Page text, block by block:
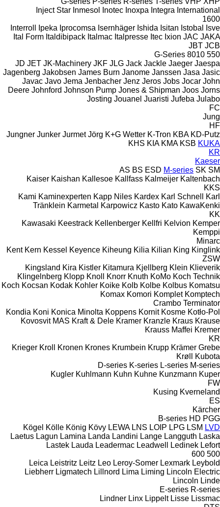
Inject Star Inmesol Inotec Inoxpa Integra International
1600
Interroll
Ipeka Iprocomsa Isernhäger Ishida Isitan Istobal
Isve
Ital Form Italdibipack Italmac Italpresse Itec Ixion JAC JAKA
JBT JCB
550
8010
G-Series
JD JET JK-Machinery JKF JLG Jack Jackle Jaeger Jaespa
Jagenberg Jakobsen James Burn Janome Janssen Jasa Jasic
Javac Javo Jema Jenbacher Jenz Jeros Jobs Jocar John
Deere Johnford Johnson Pump Jones & Shipman Joos Jorns
Josting Jouanel Juaristi Jufeba Julabo
FC
Jung
HF
Jungner Junker Jurmet Jörg K+G Wetter K-Tron KBA KD-Putz
KHS KIA KMA KSB KUKA
KR
Kaeser
AS BS ESD M-series SK SM
Kaiser Kaishan Kallesoe Kallfass Kalmeijer Kaltenbach
KKS
Kami Kaminexperten Kapp Niles Kardex Karl Schnell
Karl
Tränklein Karmetal Karpowicz Kasto Kato KawaKenki
KK
Kawasaki Keestrack Kellenberger Kellfri Kelvion Kemper
Kemppi
Minarc
Kent Kern Kessel Keyence Kiheung Kilia Kilian King Kinglink
ZSW
Kingsland Kira Kistler Kitamura Kjellberg Klein Klieverik
Klingelnberg Klopp Knoll Knorr Knuth KoMo Koch Technik
Koch Kocsan Kodak Kohler Koike Kolb Kolbe Kolbus Komatsu
Komax Komori Komplet Komptech
Crambo Terminator
Kondia Koni Konica Minolta Koppens Kornit Kosme Kotło-Pol
Kovosvit MAS Kraft & Dele Kramer Kranzle Kraus Krause
Krauss Maffei Kremer
KR
Krieger Kroll Kronen Krones Krumbein Krupp Krämer Grebe
Krøll
Kubota
D-series K-series L-series M-series
Kugler Kuhlmann Kuhn Kuhne Kunzmann Kuper
FW
Kusing Kverneland
ES
Kärcher
B-series HD PGG
Kögel Kölle König Kövy LEWA LNS LOIP LPG LSM LVD
Laetus Lagun Lamina Landa Landini Lange Langguth Laska
Lastek Lauda Leadermac Leadwell Ledinek Lefort
500
600
Leica Leistritz Leitz Leo Leroy-Somer Lexmark Leybold
Liebherr Ligmatech Lillnord Lima Liming Lincoln Electric
Lincoln Linde
E-series R-series
Lindner Linx Lippelt Lisse Lissmac